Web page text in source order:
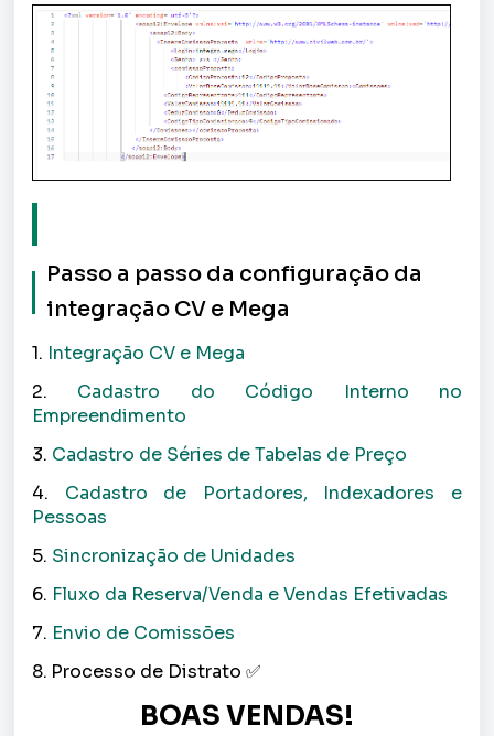
Passo a passo da configuração da
integração CV e Mega
1. Integração CV e Mega
2. Cadastro do Código Interno no
Empreendimento
3. Cadastro de Séries de Tabelas de Preço
4. Cadastro de Portadores, Indexadores e
Pessoas
5. Sincronização de Unidades
6. Fluxo da Reserva/Venda e Vendas Efetivadas
7. Envio de Comissões
8. Processo de Distrato ✅
BOAS VENDAS!